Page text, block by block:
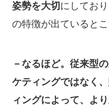
姿勢を大切 にしてお
の特徴が出ているとこ
－なるほど。従来型
ケティングではなく
ィングによって、よ